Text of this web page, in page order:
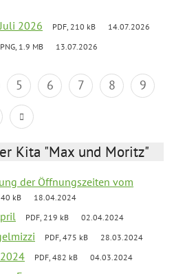
2026 PDF, 210 kB 14.07.2026
PNG, 1.9 MB 13.07.2026
5 6 7 8
9
Kita "Max und Moritz"
der Öffnungszeiten vom
kB 18.04.2024
PDF, 219 kB 02.04.2024
PDF, 475 kB 28.03.2024
PDF, 482 kB 04.03.2024